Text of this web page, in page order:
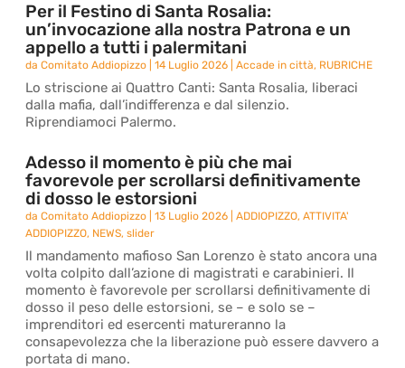
Per il Festino di Santa Rosalia:
un’invocazione alla nostra Patrona e un
appello a tutti i palermitani
daComitato Addiopizzo |14 Luglio 2026 |Accade in città, RUBRICHE
Lo striscione ai Quattro Canti: Santa Rosalia, liberaci
dalla mafia, dall’indifferenza e dal silenzio.
Riprendiamoci Palermo.
Adesso il momento è più che mai
favorevole per scrollarsi definitivamente
di dosso le estorsioni
daComitato Addiopizzo |13 Luglio 2026 |ADDIOPIZZO,ATTIVITA'
ADDIOPIZZO, NEWS,slider
Il mandamento mafioso San Lorenzo è stato ancora una
volta colpito dall’azione di magistrati e carabinieri. Il
momento è favorevole per scrollarsi definitivamente di
dosso il peso delle estorsioni, se – e solo se –
imprenditori ed esercenti matureranno la
consapevolezza che la liberazione può essere davvero a
portata di mano.